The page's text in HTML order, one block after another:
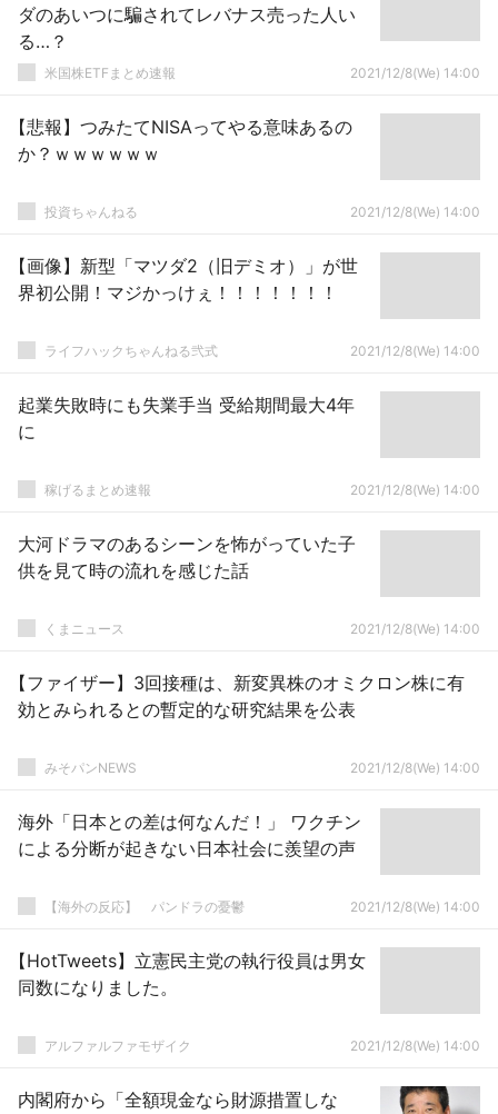
ダのあいつに騙されてレバナス売った人い
る…？
米国株ETFまとめ速報 2021/12/8(We) 14:00
【悲報】つみたてNISAってやる意味あるの
か？ｗｗｗｗｗｗ
投資ちゃんねる 2021/12/8(We) 14:00
【画像】新型「マツダ2（旧デミオ）」が世
界初公開！マジかっけぇ！！！！！！！
ライフハックちゃんねる弐式 2021/12/8(We) 14:00
起業失敗時にも失業手当 受給期間最大4年
に
稼げるまとめ速報 2021/12/8(We) 14:00
大河ドラマのあるシーンを怖がっていた子
供を見て時の流れを感じた話
くまニュース 2021/12/8(We) 14:00
【ファイザー】3回接種は、新変異株のオミクロン株に有
効とみられるとの暫定的な研究結果を公表
みそパンNEWS 2021/12/8(We) 14:00
海外「日本との差は何なんだ！」 ワクチン
による分断が起きない日本社会に羨望の声
【海外の反応】 パンドラの憂鬱 2021/12/8(We) 14:00
【HotTweets】立憲民主党の執行役員は男女
同数になりました。
アルファルファモザイク 2021/12/8(We) 14:00
内閣府から「全額現金なら財源措置しな